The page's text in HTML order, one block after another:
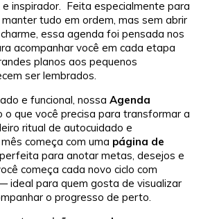
inspirador. Feita especialmente para
tudo em ordem, mas sem abrir
essa agenda foi pensada nos
acompanhar você em cada etapa
planos aos pequenos
ser lembrados.
e funcional, nossa Agenda
o que você precisa para transformar a
ritual de autocuidado e
começa com uma página de
para anotar metas, desejos e
começa cada novo ciclo com
ideal para quem gosta de visualizar
o progresso de perto.